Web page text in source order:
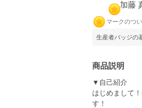
加藤
マークのつ
生産者バッジの
商品説明
▼自己紹介
はじめまして
す！